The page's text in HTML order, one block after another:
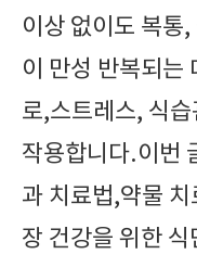
이상 없이도 복통
이 만성 반복되는
로,스트레스, 식
작용합니다.이번
과 치료법,약물
장 건강을 위한